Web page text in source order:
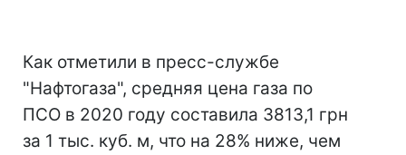
Как отметили в пресс-службе
"Нафтогаза", средняя цена газа по
ПСО в 2020 году составила 3813,1 грн
за 1 тыс. куб. м, что на 28% ниже, чем